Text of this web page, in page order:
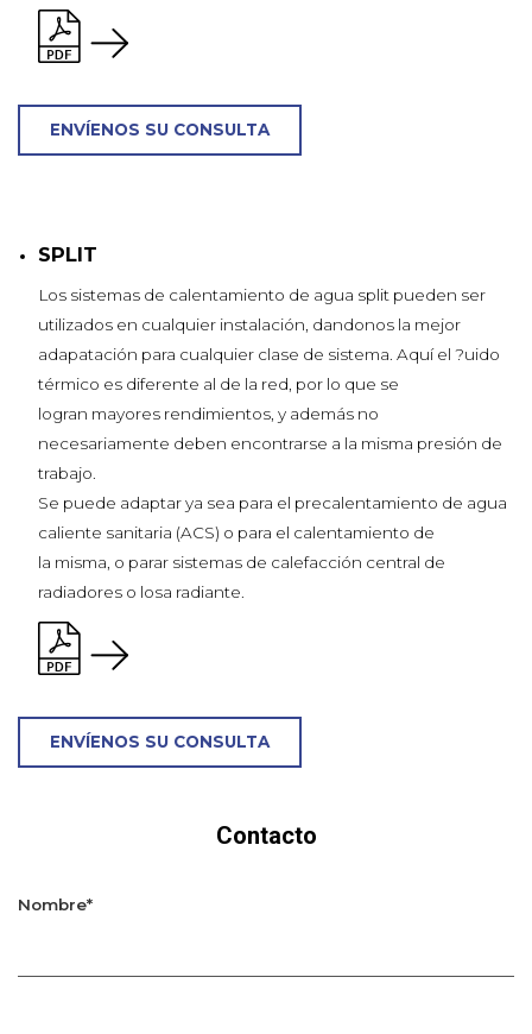
ENVÍENOS SU CONSULTA
SPLIT
Los sistemas de calentamiento de agua split pueden ser
utilizados en cualquier instalación, dandonos la mejor
adapatación para cualquier clase de sistema. Aquí el ?uido
térmico es diferente al de la red, por lo que se
logran mayores rendimientos, y además no
necesariamente deben encontrarse a la misma presión de
trabajo.
Se puede adaptar ya sea para el precalentamiento de agua
caliente sanitaria (ACS) o para el calentamiento de
la misma, o parar sistemas de calefacción central de
radiadores o losa radiante.
ENVÍENOS SU CONSULTA
Contacto
Nombre*